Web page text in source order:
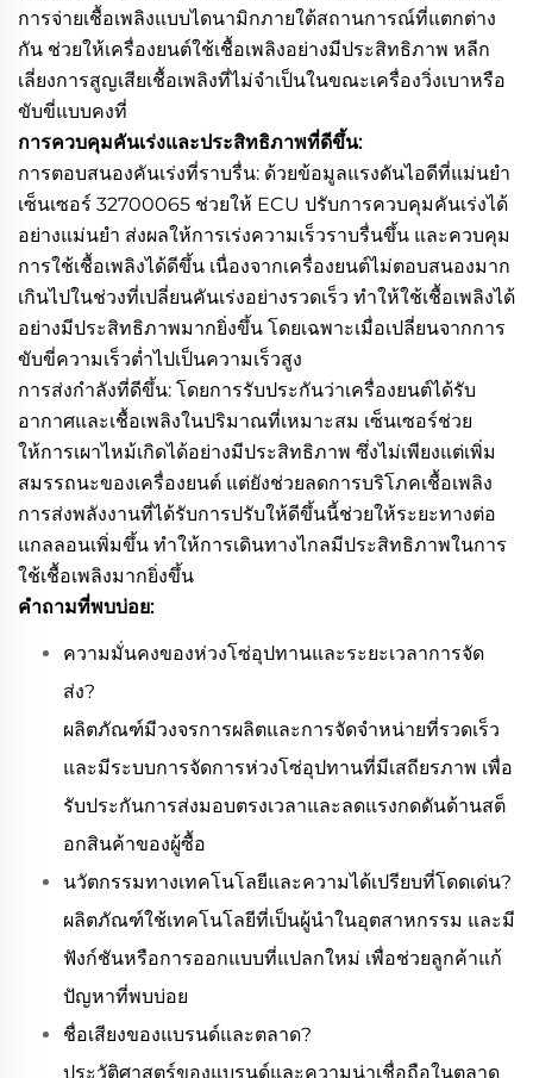
การจ่ายเชื้อเพลิงแบบไดนามิกภายใต้สถานการณ์ที่แตกต่าง
กัน ช่วยให้เครื่องยนต์ใช้เชื้อเพลิงอย่างมีประสิทธิภาพ หลีก
เลี่ยงการสูญเสียเชื้อเพลิงที่ไม่จำเป็นในขณะเครื่องวิ่งเบาหรือ
ขับขี่แบบคงที่
การควบคุมคันเร่งและประสิทธิภาพที่ดีขึ้น:
การตอบสนองคันเร่งที่ราบรื่น: ด้วยข้อมูลแรงดันไอดีที่แม่นยำ
เซ็นเซอร์ 32700065 ช่วยให้ ECU ปรับการควบคุมคันเร่งได้
อย่างแม่นยำ ส่งผลให้การเร่งความเร็วราบรื่นขึ้น และควบคุม
การใช้เชื้อเพลิงได้ดีขึ้น เนื่องจากเครื่องยนต์ไม่ตอบสนองมาก
เกินไปในช่วงที่เปลี่ยนคันเร่งอย่างรวดเร็ว ทำให้ใช้เชื้อเพลิงได้
อย่างมีประสิทธิภาพมากยิ่งขึ้น โดยเฉพาะเมื่อเปลี่ยนจากการ
ขับขี่ความเร็วต่ำไปเป็นความเร็วสูง
การส่งกำลังที่ดีขึ้น: โดยการรับประกันว่าเครื่องยนต์ได้รับ
อากาศและเชื้อเพลิงในปริมาณที่เหมาะสม เซ็นเซอร์ช่วย
ให้การเผาไหม้เกิดได้อย่างมีประสิทธิภาพ ซึ่งไม่เพียงแต่เพิ่ม
สมรรถนะของเครื่องยนต์ แต่ยังช่วยลดการบริโภคเชื้อเพลิง
การส่งพลังงานที่ได้รับการปรับให้ดีขึ้นนี้ช่วยให้ระยะทางต่อ
แกลลอนเพิ่มขึ้น ทำให้การเดินทางไกลมีประสิทธิภาพในการ
ใช้เชื้อเพลิงมากยิ่งขึ้น
คำถามที่พบบ่อย:
ความมั่นคงของห่วงโซ่อุปทานและระยะเวลาการจัด
ส่ง?
ผลิตภัณฑ์มีวงจรการผลิตและการจัดจำหน่ายที่รวดเร็ว
และมีระบบการจัดการห่วงโซ่อุปทานที่มีเสถียรภาพ เพื่อ
รับประกันการส่งมอบตรงเวลาและลดแรงกดดันด้านสต็
อกสินค้าของผู้ซื้อ
นวัตกรรมทางเทคโนโลยีและความได้เปรียบที่โดดเด่น?
ผลิตภัณฑ์ใช้เทคโนโลยีที่เป็นผู้นำในอุตสาหกรรม และมี
ฟังก์ชันหรือการออกแบบที่แปลกใหม่ เพื่อช่วยลูกค้าแก้
ปัญหาที่พบบ่อย
ชื่อเสียงของแบรนด์และตลาด?
ประวัติศาสตร์ของแบรนด์และความน่าเชื่อถือในตลาด